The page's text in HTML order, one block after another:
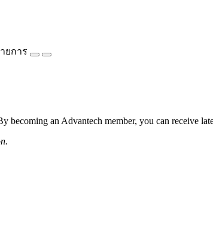
ยการ
becoming an Advantech member, you can receive